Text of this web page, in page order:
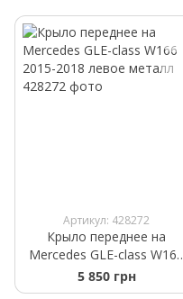
Артикул: 428272
Крыло переднее на
Mercedes GLE-class W166
2015-2018 левое металл
5 850 грн